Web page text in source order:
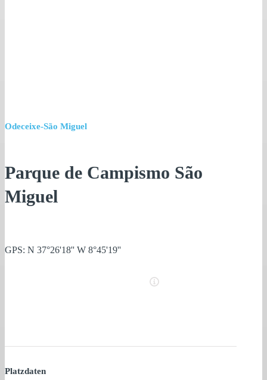
Odeceixe-São Miguel
Parque de Campismo São
Miguel
GPS: N 37°26'18'' W 8°45'19''
Platzdaten